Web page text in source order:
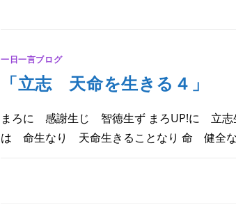
る
は
一日一言ブログ
「立志 天命を生きる４」
まろに 感謝生じ 智徳生ず まろUP!に 立
は 命生なり 天命生きることなり 命 健